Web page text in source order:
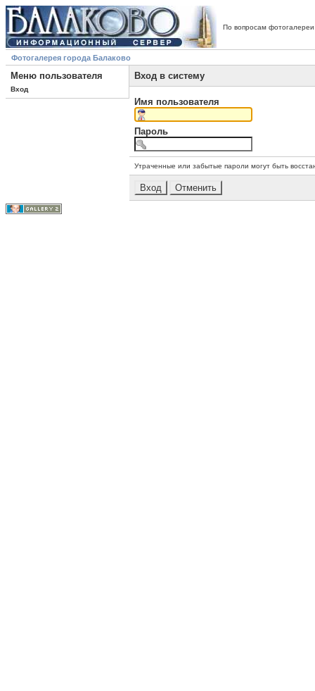
По вопросам
Фотогалерея города Балаково
Меню пользователя
Вход
Вход в систему
Имя пользователя
Пароль
Утраченные или забытые пароли могут быть